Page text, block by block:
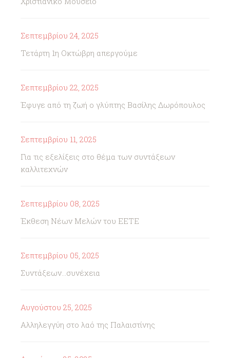
Σεπτεμβρίου 24, 2025
Τετάρτη 1η Οκτώβρη απεργούμε
Σεπτεμβρίου 22, 2025
Έφυγε από τη ζωή ο γλύπτης Βασίλης Δωρόπουλος
Σεπτεμβρίου 11, 2025
Για τις εξελίξεις στο θέμα των συντάξεων
καλλιτεχνών
Σεπτεμβρίου 08, 2025
Έκθεση Νέων Μελών του ΕΕΤΕ
Σεπτεμβρίου 05, 2025
Συντάξεων...συνέχεια
Αυγούστου 25, 2025
Αλληλεγγύη στο λαό της Παλαιστίνης